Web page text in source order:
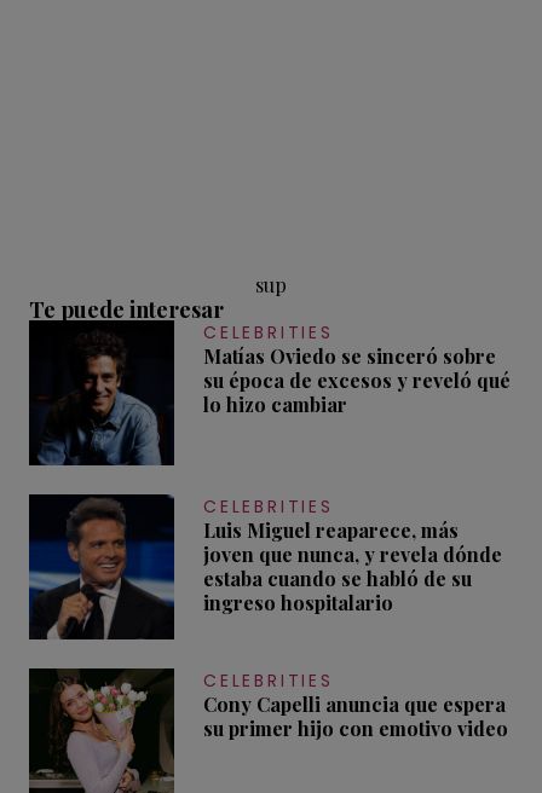
sup
Te puede interesar
CELEBRITIES
Matías Oviedo se sinceró sobre
su época de excesos y reveló qué
lo hizo cambiar
CELEBRITIES
Luis Miguel reaparece, más
joven que nunca, y revela dónde
estaba cuando se habló de su
ingreso hospitalario
CELEBRITIES
Cony Capelli anuncia que espera
su primer hijo con emotivo video